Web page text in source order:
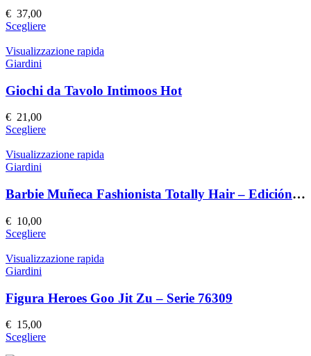
scelte
nella
pagina
prodotto
€ 37,00
ScegliereQuesto
ha
Le
opzioni
scelte
nella
pagina
prodotto
Visualizzazione rapida
Giardini
Giochi da Tavolo Intimoos Hot
€ 21,00
ScegliereQuesto
ha
Le
opzioni
scelte
nella
pagina
prodotto
Visualizzazione rapida
Giardini
Barbie Muñeca Fashionista Totally Hair – Edición Speciale
€ 10,00
ScegliereQuesto
ha
Le
opzioni
scelte
Visualizzazione rapida
Giardini
Figura Heroes Goo Jit Zu – Serie 76309
€ 15,00
ScegliereQuesto